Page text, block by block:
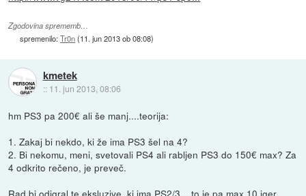
Zgodovina sprememb…
spremenilo:Tr0n(11. jun 2013 ob 08:08)
kmetek
:: 11. jun 2013, 08:06
hm PS3 pa 200€ ali še manj....teorija:
1. Zakaj bi nekdo, ki že ima PS3 šel na 4?
2. Bi nekomu, meni, svetovali PS4 ali rabljen PS3 do 150€ max? Za
4 odkrito rečeno, je preveč.